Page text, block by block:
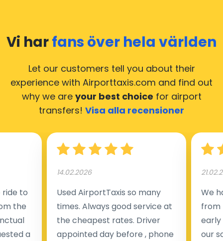
Vi harfans över hela världen
Let our customers tell you about their
experience with Airporttaxis.com and find out
why we are your best choice for airport
transfers! Visa alla recensioner
to
the
a
14.02.2026
Used AirportTaxis so many
times. Always good service at
the cheapest rates. Driver
appointed day before , phone
We
from
early
our